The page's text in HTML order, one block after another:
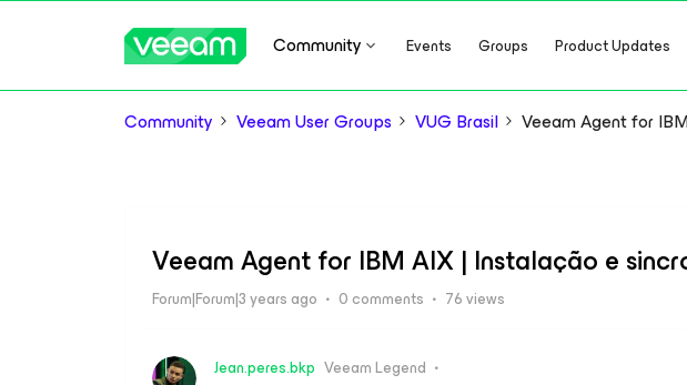
Community Events Groups Product Updates
Community Veeam User Groups VUG Brasil Veeam Agent for
Veeam Agent for IBM AIX | Instalação e
Forum|Forum|3 years ago 0 comments 76 views
Jean.peres.bkp Veeam Legend